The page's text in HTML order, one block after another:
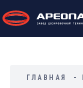
ГЛАВНАЯ